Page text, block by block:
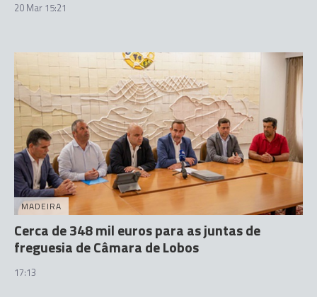
20 Mar 15:21
MADEIRA
Cerca de 348 mil euros para as juntas de
freguesia de Câmara de Lobos
17:13